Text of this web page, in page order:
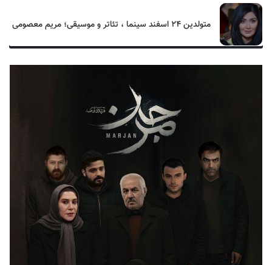
متولدین ۲۴ اسفند سینما ، تئاتر و موسیقی؛ مریم معصومی